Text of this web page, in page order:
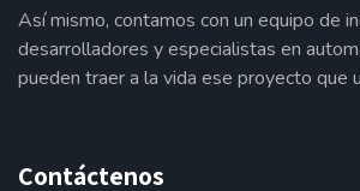
Así mismo, contamos con un equipo de
desarrolladores y especialistas en
pueden traer a la vida ese proyecto que
Contáctenos